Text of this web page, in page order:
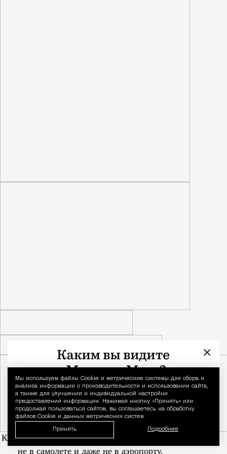
Уведомление
Мы используем файлы Сookie и метрические системы для сбора и
анализа информации о производительности и использовании сайта,
а также для улучшения и индивидуальной настройки
предоставления информации. Нажимая кнопку «Принять» или
продолжая пользоваться сайтом, вы соглашаетесь на обработку
файлов Cookie и данных метрических систем.
Принять Подробнее
Каждый москвич знает — отпуск начинается
не в самолете и даже не в аэропорту.
×